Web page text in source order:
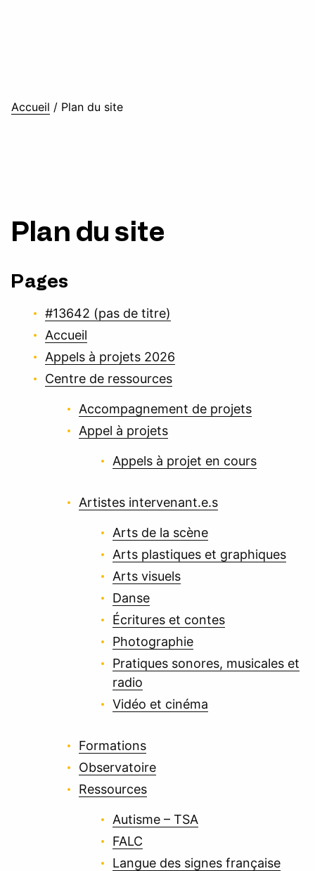
Accueil / Plan du site
Plan du site
Pages
#13642 (pas de titre)
Accueil
Appels à projets 2026
Centre de ressources
Accompagnement de projets
Appel à projets
Appels à projet en cours
Artistes intervenant.e.s
Arts de la scène
Arts plastiques et graphiques
Arts visuels
Danse
Écritures et contes
Photographie
Pratiques sonores, musicales et
radio
Vidéo et cinéma
Formations
Observatoire
Ressources
Autisme – TSA
FALC
Langue des signes française